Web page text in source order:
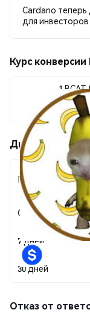
Cardano теперь
для инвесторов
Курс
1
Движения цены
Период
Сегодня
7 дней
30 дней
Отказ от